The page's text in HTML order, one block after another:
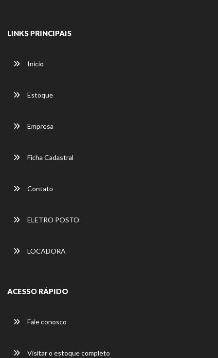
LINKS PRINCIPAIS
Início
Estoque
Empresa
Ficha Cadastral
Contato
ELETRO POSTO
LOCADORA
ACESSO RÁPIDO
Fale conosco
Visitar o estoque completo